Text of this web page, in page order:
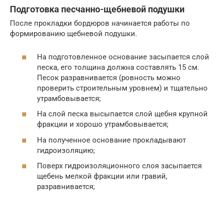
Подготовка песчанно-щебневой подушки
После прокладки бордюров начинается работы по
формированию щебневой подушки.
На подготовленное основание засыпается слой
песка, его толщина должна составлять 15 см.
Песок разравнивается (ровность можно
проверить строительным уровнем) и тщательно
утрамбовывается;
На слой песка высыпается слой щебня крупной
фракции и хорошо утрамбовывается;
На полученное основание прокладывают
гидроизоляцию;
Поверх гидроизоляционного слоя засыпается
щебень мелкой фракции или гравий,
разравнивается;